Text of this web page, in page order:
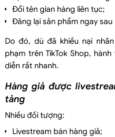
Đổi tên gian hàng liên tục;
Đăng lại sản phẩm ngay sau
Do đó, dù đã khiếu nại
phạm trên TikTok Shop,
diễn rất nhanh.
Hàng giả được
tảng
Nhiều đối tượng:
Livestream bán hàng giả;